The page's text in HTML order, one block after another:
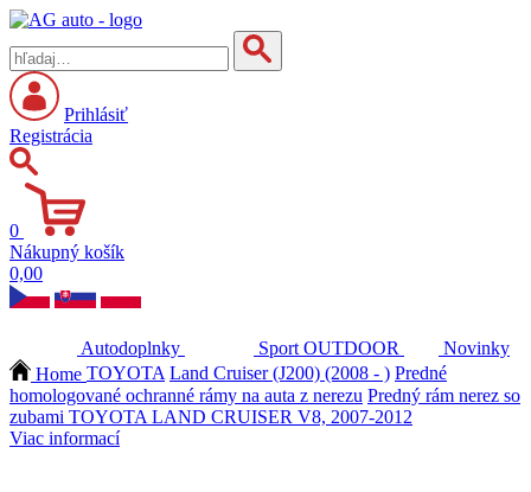
Prihlásiť
Registrácia
0
Nákupný košík
0,00
Autodoplnky Sport OUTDOOR
Novinky
Home TOYOTA Land Cruiser (J200) (2008 - ) Predné
homologované ochranné rámy na auta z nerezu Predný rám nerez so
zubami TOYOTA LAND CRUISER V8, 2007-2012
Viac informací